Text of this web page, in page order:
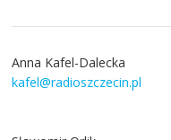
Anna Kafel-Dalecka
kafel@radioszczecin.pl